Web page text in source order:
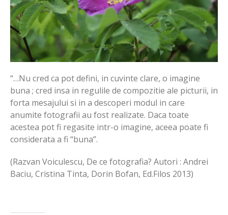
“…Nu cred ca pot defini, in cuvinte clare, o imagine
buna ; cred insa in regulile de compozitie ale picturii, in
forta mesajului si in a descoperi modul in care
anumite fotografii au fost realizate. Daca toate
acestea pot fi regasite intr-o imagine, aceea poate fi
considerata a fi “buna”.
(Razvan Voiculescu, De ce fotografia? Autori : Andrei
Baciu, Cristina Tinta, Dorin Bofan, Ed.Filos 2013)